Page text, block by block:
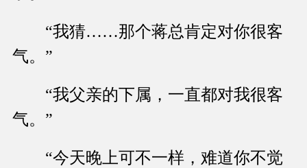
“我猜……那个蒋总肯定对你很客
气。”
“我父亲的下属，一直都对我很客
气。”
“今天晚上可不一样，难道你不觉